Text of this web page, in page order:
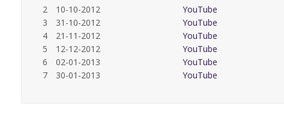
2
10-10-2012
YouTube
3
31-10-2012
YouTube
4
21-11-2012
YouTube
5
12-12-2012
YouTube
6
02-01-2013
YouTube
7
30-01-2013 YouTube